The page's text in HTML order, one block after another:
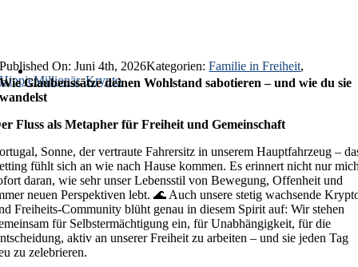
Published On: Juni 4th, 2026Kategorien:Familie in Freiheit,
HippieMillionär,Krypto
Wie Glaubenssätze deinen Wohlstand sabotieren – und wie du sie
wandelst
Fluss als Metapher für Freiheit und Gemeinschaft
Sonne, der vertraute Fahrersitz in unserem Hauptfahrzeug –
fühlt sich an wie nach Hause kommen. Es erinnert nicht nur
daran, wie sehr unser Lebensstil von Bewegung, Offenheit und
neuen Perspektiven lebt. 🌊 Auch unsere stetig wachsende
Freiheits-Community blüht genau in diesem Spirit auf: Wir stehen
für Selbstermächtigung ein, für Unabhängigkeit, für die
aktiv an unserer Freiheit zu arbeiten – und sie jeden Tag
zu zelebrieren.